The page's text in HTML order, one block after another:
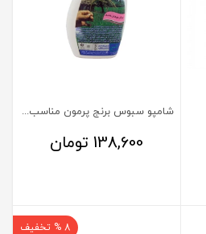
شامپو سبوس برنج پرمون مناسب موهای خشک
138,600 تومان
8 % تخفیف